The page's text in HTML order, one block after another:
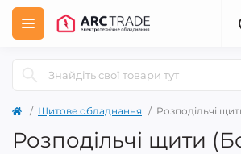
Щитове обладнання Розподільчі
Розподільчі щити